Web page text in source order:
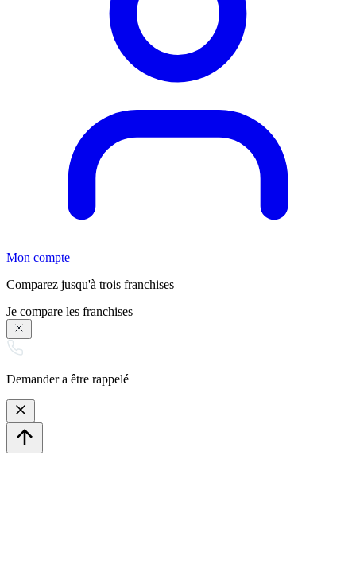
Mon compte
Comparez jusqu'à trois franchises
Je compare les franchises
Demander a être rappelé